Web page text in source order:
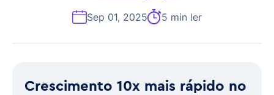
Sep 01, 2025 5 min ler
Crescimento 10x mais rápido no